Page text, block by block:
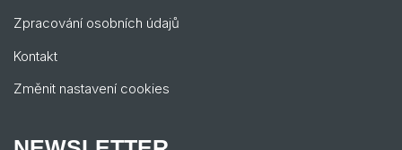
Zpracování osobních údajů
Kontakt
Změnit nastavení cookies